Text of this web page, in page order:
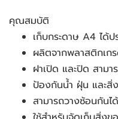
คุณสมบัติ
เก็บกระดาษ A4 ได้
ผลิตจากพลาสติกเ
ฝาเปิด และปิด สาม
ป้องกันน้ำ ฝุ่น และสิ่
สามารถวางซ้อนกัน